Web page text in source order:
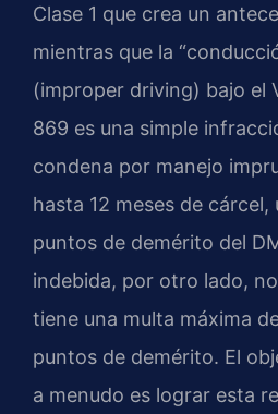
Clase 1 que crea un
mientras que la
(improper driving) bajo el
869 es una simple
condena por manejo
hasta 12 meses de cárcel,
puntos de demérito del
indebida, por otro lado,
tiene una multa máxima
puntos de demérito. El
a menudo es lograr esta